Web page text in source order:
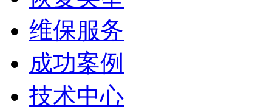
维保服务
成功案例
技术中心